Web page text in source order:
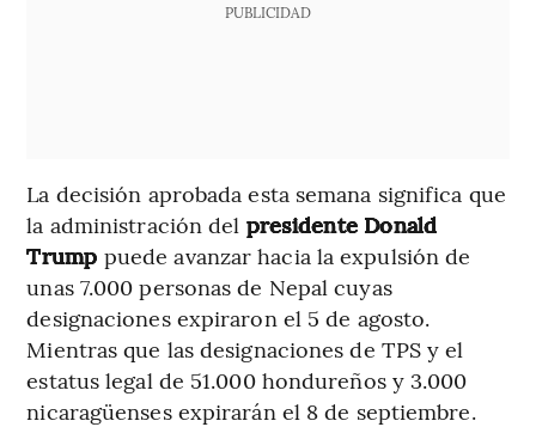
PUBLICIDAD
La decisión aprobada esta semana significa que
la administración del presidente Donald
Trump puede avanzar hacia la expulsión de
unas 7.000 personas de Nepal cuyas
designaciones expiraron el 5 de agosto.
Mientras que las designaciones de TPS y el
estatus legal de 51.000 hondureños y 3.000
nicaragüenses expirarán el 8 de septiembre.